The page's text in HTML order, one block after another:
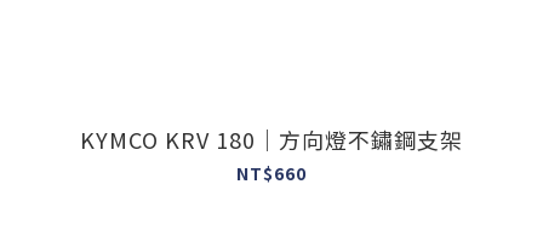
KYMCO KRV 180｜方向燈不鏽鋼支架
NT$660